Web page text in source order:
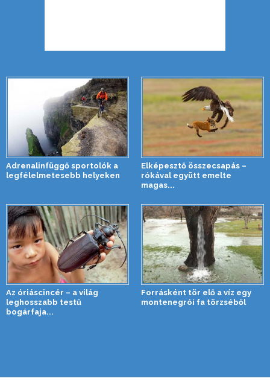
Adrenalinfüggő sportolók a
legfélelmetesebb helyeken
Elképesztő összecsapás –
rókával együtt emelte
magas...
Az óriáscincér – a világ
leghosszabb testű
bogárfaja...
Forrásként tör elő a víz egy
montenegrói fa törzséből